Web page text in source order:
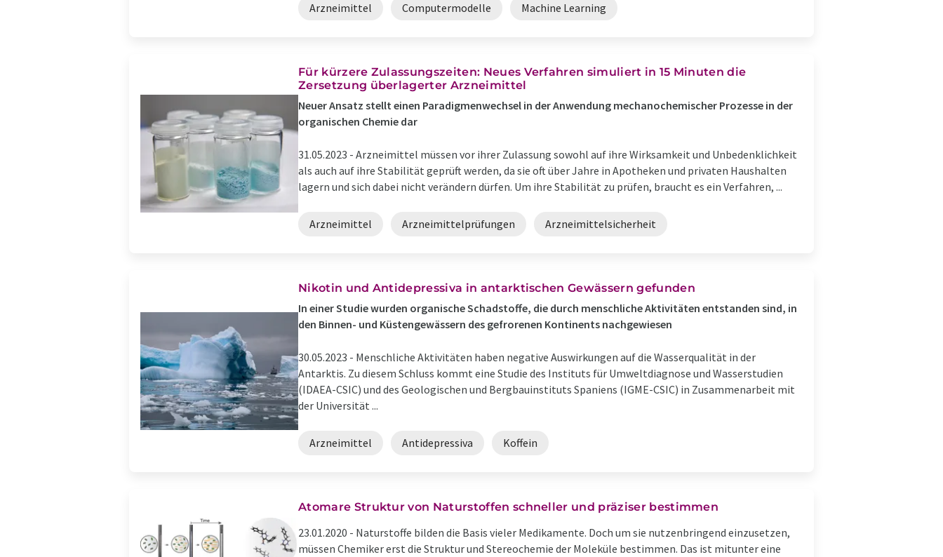
Arzneimittel Computermodelle Machine Learning
Für kürzere Zulassungszeiten: Neues Verfahren simuliert in 15 Minuten die
Zersetzung überlagerter Arzneimittel
Neuer Ansatz stellt einen Paradigmenwechsel in der Anwendung mechanochemischer Prozesse in der
organischen Chemie dar
31.05.2023 - Arzneimittel müssen vor ihrer Zulassung sowohl auf ihre Wirksamkeit und Unbedenklichkeit
als auch auf ihre Stabilität geprüft werden, da sie oft über Jahre in Apotheken und privaten Haushalten
lagern und sich dabei nicht verändern dürfen. Um ihre Stabilität zu prüfen, braucht es ein Verfahren, ...
Arzneimittel Arzneimittelprüfungen Arzneimittelsicherheit
Nikotin und Antidepressiva in antarktischen Gewässern gefunden
In einer Studie wurden organische Schadstoffe, die durch menschliche Aktivitäten entstanden sind, in
den Binnen- und Küstengewässern des gefrorenen Kontinents nachgewiesen
30.05.2023 - Menschliche Aktivitäten haben negative Auswirkungen auf die Wasserqualität in der
Antarktis. Zu diesem Schluss kommt eine Studie des Instituts für Umweltdiagnose und Wasserstudien
(IDAEA-CSIC) und des Geologischen und Bergbauinstituts Spaniens (IGME-CSIC) in Zusammenarbeit mit
der Universität ...
Arzneimittel Antidepressiva Koffein
Atomare Struktur von Naturstoffen schneller und präziser bestimmen
23.01.2020 - Naturstoffe bilden die Basis vieler Medikamente. Doch um sie nutzenbringend einzusetzen,
müssen Chemiker erst die Struktur und Stereochemie der Moleküle bestimmen. Das ist mitunter eine